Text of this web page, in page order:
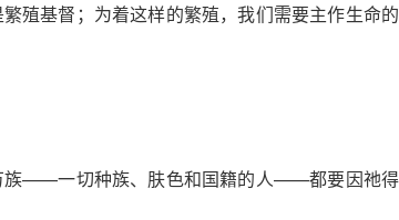
殖基督；为着这样的繁殖，我们需要主作生命
族——一切种族、肤色和国籍的人——都要因祂